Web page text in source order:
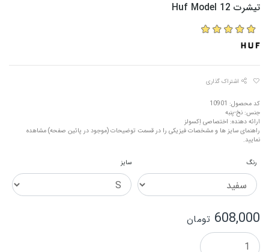
تیشرت Huf Model 12
اشتراک گذاری
کد محصول: 10901
جنس: نخ-پنبه
ارائه دهنده: اختصاصی اِکسولز
راهنمای سایز ها و مشخصات فیزیکی را در قسمت توضیحات (موجود در پائین صفحه) مشاهده
نمایید.
رنگ سایز
608,000 تومان